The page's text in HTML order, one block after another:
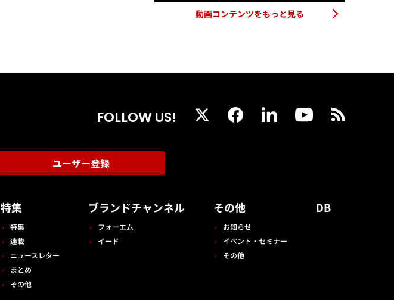
動画コンテンツをもっと見る
FOLLOW US!
ユーザー登録
特集
特集
連載
ニュースレター
まとめ
その他
ブランドチャンネル
フォーエム
イード
その他
お知らせ
イベント・セミナー
その他
DB